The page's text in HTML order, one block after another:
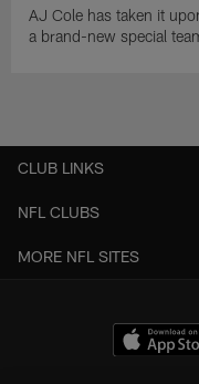
AJ Cole has taken it
a brand-new special
CLUB LINKS
NFL CLUBS
MORE NFL SITES